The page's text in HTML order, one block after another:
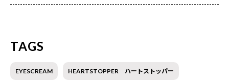
TAGS
EYESCREAM HEARTSTOPPER ハートストッパー